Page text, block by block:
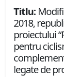
Titlu:
2018,
proiectului
pentru
legate de